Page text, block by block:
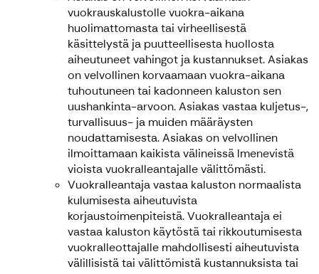
vuokrauskalustolle vuokra-aikana
huolimattomasta tai virheellisestä
käsittelystä ja puutteellisesta huollosta
aiheutuneet vahingot ja kustannukset. Asiakas
on velvollinen korvaamaan vuokra-aikana
tuhoutuneen tai kadonneen kaluston sen
uushankinta-arvoon. Asiakas vastaa kuljetus-,
turvallisuus- ja muiden määräysten
noudattamisesta. Asiakas on velvollinen
ilmoittamaan kaikista välineissä lmenevistä
vioista vuokralleantajalle välittömästi.
Vuokralleantaja vastaa kaluston normaalista
kulumisesta aiheutuvista
korjaustoimenpiteistä. Vuokralleantaja ei
vastaa kaluston käytöstä tai rikkoutumisesta
vuokralleottajalle mahdollisesti aiheutuvista
välillisistä tai välittömistä kustannuksista tai